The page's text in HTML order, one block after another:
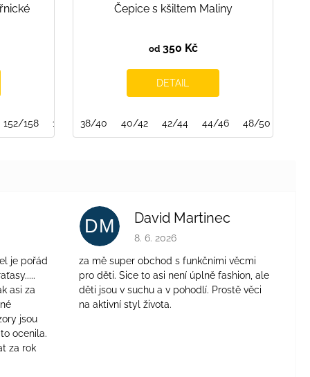
152/158 158/164
Čepice s kšiltem Maliny
od350 Kč
DETAIL
38/40 40/42 42/44 44/46 48/50
4 z 5 hvězdiček.
je pořád
asi za
jsou
ocenila.
za rok
DM David Martinec
Hodnocení obchodu je 5 z 5 hvězdiček.
8. 6. 2026
za mě super obchod s funkčními věcmi
pro děti. Sice to asi není úplně fashion, ale
děti jsou v suchu a v pohodlí. Prostě věci
na aktivní styl života.